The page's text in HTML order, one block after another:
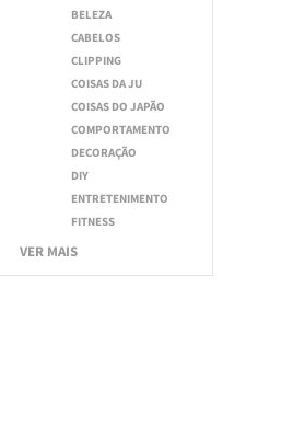
BELEZA
CABELOS
CLIPPING
COISAS DA JU
COISAS DO JAPÃO
COMPORTAMENTO
DECORAÇÃO
DIY
ENTRETENIMENTO
FITNESS
VER MAIS